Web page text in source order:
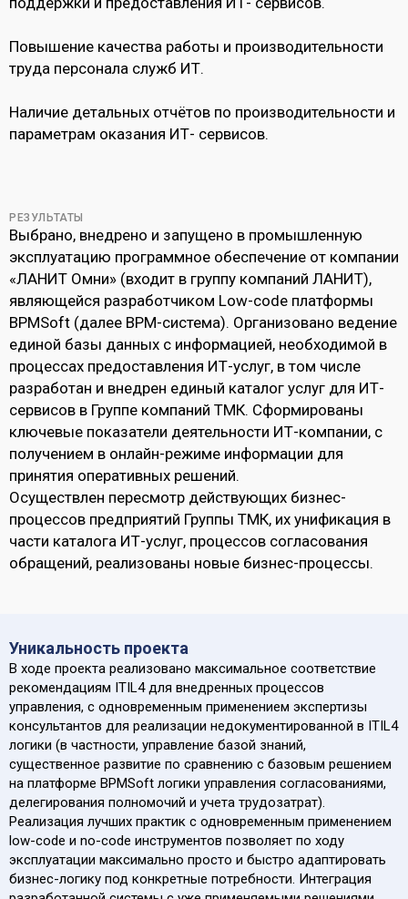
Повышение качества работы и производительности
труда персонала служб ИТ.
Наличие детальных отчётов по производительности и
параметрам оказания ИТ- сервисов.
РЕЗУЛЬТАТЫ
Выбрано, внедрено и запущено в промышленную
эксплуатацию программное обеспечение от компании
«ЛАНИТ Омни» (входит в группу компаний ЛАНИТ),
являющейся разработчиком Low-code платформы
BPMSoft (далее BPM-система). Организовано ведение
единой базы данных с информацией, необходимой в
процессах предоставления ИТ-услуг, в том числе
разработан и внедрен единый каталог услуг для ИТ-
сервисов в Группе компаний ТМК. Сформированы
ключевые показатели деятельности ИТ-компании, с
получением в онлайн-режиме информации для
принятия оперативных решений.
Осуществлен пересмотр действующих бизнес-
процессов предприятий Группы ТМК, их унификация в
части каталога ИТ-услуг, процессов согласования
обращений, реализованы новые бизнес-процессы.
Уникальность проекта
В ходе проекта реализовано максимальное соответствие
рекомендациям ITIL4 для внедренных процессов
управления, с одновременным применением экспертизы
консультантов для реализации недокументированной в ITIL4
логики (в частности, управление базой знаний,
существенное развитие по сравнению с базовым решением
на платформе BPMSoft логики управления согласованиями,
делегирования полномочий и учета трудозатрат).
Реализация лучших практик с одновременным применением
low-code и no-code инструментов позволяет по ходу
эксплуатации максимально просто и быстро адаптировать
бизнес-логику под конкретные потребности. Интеграция